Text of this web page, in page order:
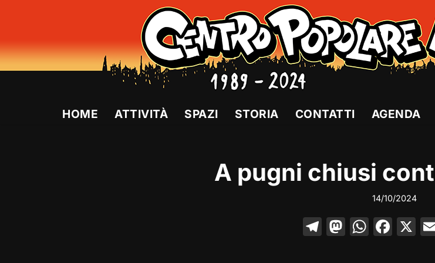
al
HOME ATTIVITÀ SPAZI STORIA CONTATTI AGENDA
A pugni chiusi
14/10/2024
T M W F X